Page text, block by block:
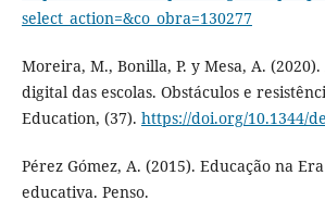
select_action=&co_obra=130277
Moreira, M., Bonilla, P. y Mesa, A.
digital das escolas. Obstáculos e
Education, (37). https://doi.org/10.1344/
Pérez Gómez, A. (2015). Educação na
educativa. Penso.